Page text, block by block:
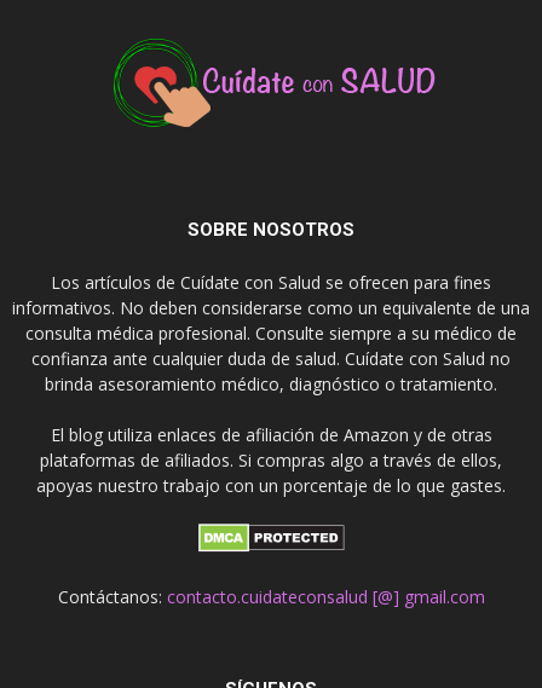
SOBRE NOSOTROS
Los artículos de Cuídate con Salud se ofrecen para fines
informativos. No deben considerarse como un equivalente de una
consulta médica profesional. Consulte siempre a su médico de
confianza ante cualquier duda de salud. Cuídate con Salud no
brinda asesoramiento médico, diagnóstico o tratamiento.
El blog utiliza enlaces de afiliación de Amazon y de otras
plataformas de afiliados. Si compras algo a través de ellos,
apoyas nuestro trabajo con un porcentaje de lo que gastes.
Contáctanos: contacto.cuidateconsalud [@] gmail.com